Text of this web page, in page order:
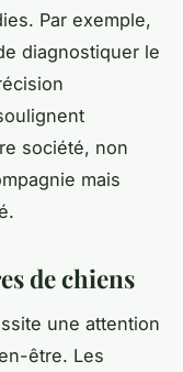
Par exemple,
diagnostiquer le
société, non
mais
de chiens
une attention
être. Les